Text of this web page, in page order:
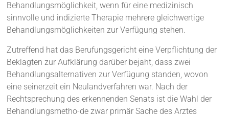
Behandlungsmöglichkeit, wenn für eine medizinisch
sinnvolle und indizierte Therapie mehrere gleichwertige
Behandlungsmöglichkeiten zur Verfügung stehen.
Zutreffend hat das Berufungsgericht eine Verpflichtung der
Beklagten zur Aufklärung darüber bejaht, dass zwei
Behandlungsalternativen zur Verfügung standen, wovon
eine seinerzeit ein Neulandverfahren war. Nach der
Rechtsprechung des erkennenden Senats ist die Wahl der
Behandlungsmetho-de zwar primär Sache des Arztes